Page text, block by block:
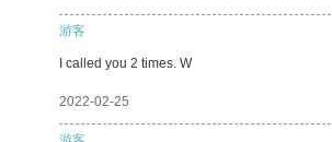
游客
I called you 2 times. W
2022-02-25